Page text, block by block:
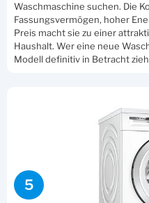
Waschmaschine suchen. Die
Fassungsvermögen, hoher
Preis macht sie zu einer
Haushalt. Wer eine neue
Modell definitiv in Betracht
5